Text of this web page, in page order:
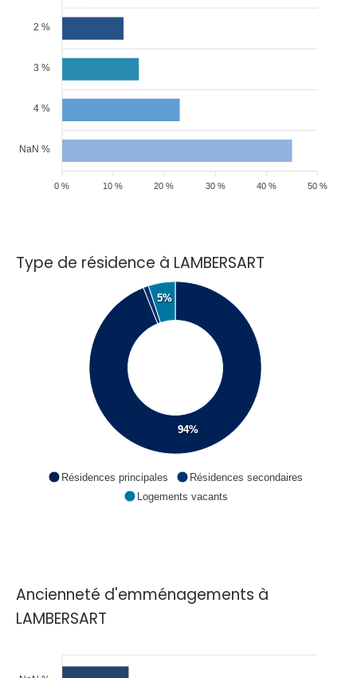
2 %
3 %
4 %
NaN %
50 %
40 %
30 %
20 %
10 %
0 %
Type de résidence à LAMBERSART
94%
5%
Résidences principales
Résidences secondaires
Logements vacants
Ancienneté d'emménagements à
LAMBERSART